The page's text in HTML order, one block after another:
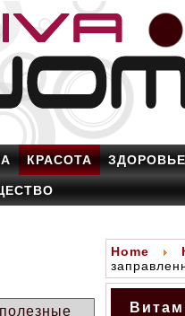
КРАСОТА ЗДОРОВЬЕ
Home